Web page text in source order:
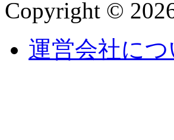
Copyright ©
運営会社につ